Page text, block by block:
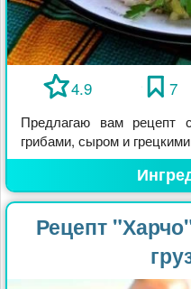
4.9 7
Предлагаю вам рецепт
грибами, сыром и
Рецепт